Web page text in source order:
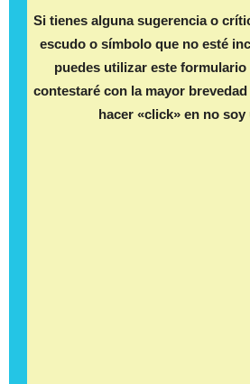
Si tienes alguna sugerencia o
escudo o símbolo que no esté
puedes utilizar este
contestaré con la mayor
hacer «click» en no